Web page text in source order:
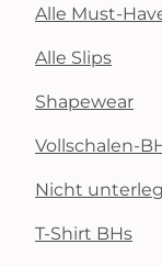
Alle Must-
Alle Slips
Shapewear
Vollschalen-
Nicht
T-Shirt BHs